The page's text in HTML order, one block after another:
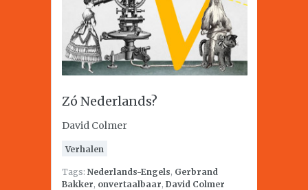
Zó Nederlands?
David Colmer
Verhalen
Tags: Nederlands-Engels, Gerbrand
Bakker, onvertaalbaar, David Colmer